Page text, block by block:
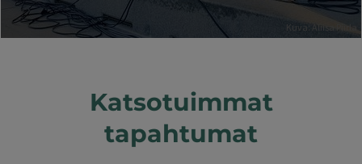
Kuva: Aliisa Piirla
Katsotuimmat
tapahtumat